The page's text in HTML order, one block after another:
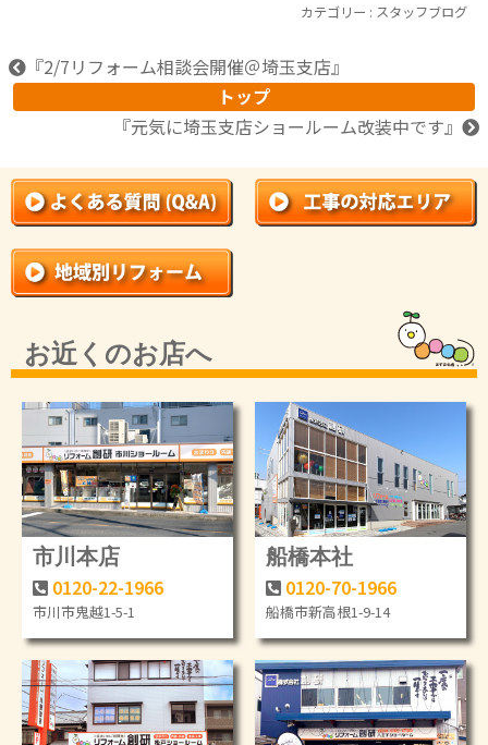
カテゴリー : スタッフブログ
『2/7リフォーム相談会開催＠埼玉支店』
トップ
『元気に埼玉支店ショールーム改装中です』
お近くのお店へ
市川本店
0120-22-1966
市川市鬼越1-5-1
船橋本社
0120-70-1966
船橋市新高根1-9-14